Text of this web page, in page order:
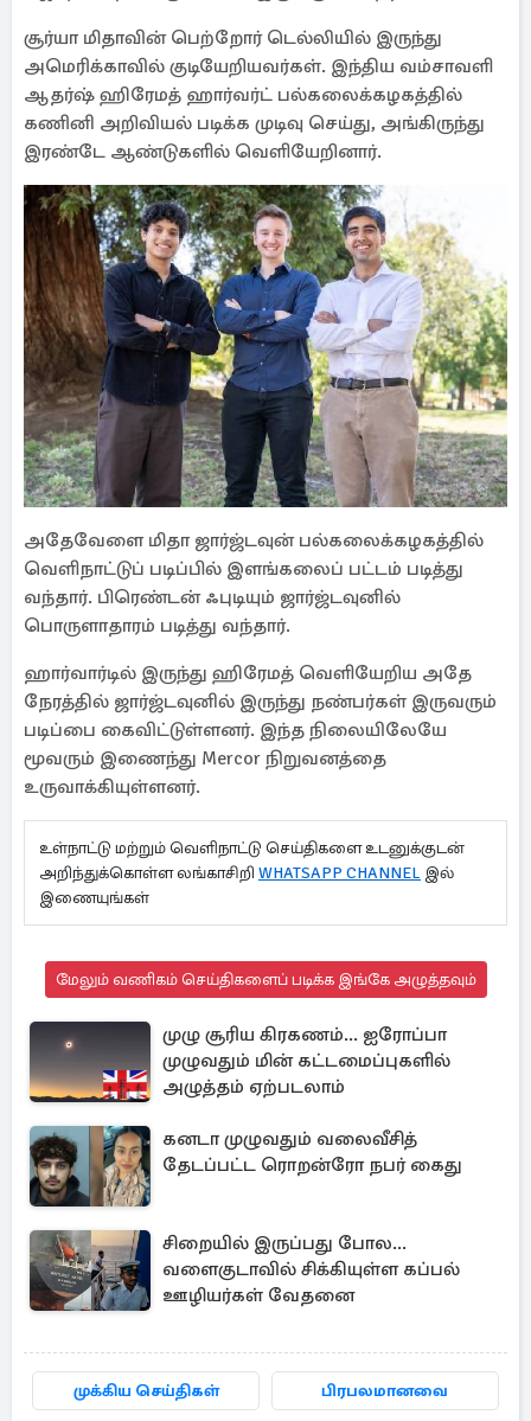
சூர்யா மிதாவின் பெற்றோர் டெல்லியில் இருந்து
அமெரிக்காவில் குடியேறியவர்கள். இந்திய வம்சாவளி
ஆதர்ஷ் ஹிரேமத் ஹார்வர்ட் பல்கலைக்கழகத்தில்
கணினி அறிவியல் படிக்க முடிவு செய்து, அங்கிருந்து
இரண்டே ஆண்டுகளில் வெளியேறினார்.
அதேவேளை மிதா ஜார்ஜ்டவுன் பல்கலைக்கழகத்தில்
வெளிநாட்டுப் படிப்பில் இளங்கலைப் பட்டம் படித்து
வந்தார். பிரெண்டன் ஃபுடியும் ஜார்ஜ்டவுனில்
பொருளாதாரம் படித்து வந்தார்.
ஹார்வார்டில் இருந்து ஹிரேமத் வெளியேறிய அதே
நேரத்தில் ஜார்ஜ்டவுனில் இருந்து நண்பர்கள் இருவரும்
படிப்பை கைவிட்டுள்ளனர். இந்த நிலையிலேயே
மூவரும் இணைந்து Mercor நிறுவனத்தை
உருவாக்கியுள்ளனர்.
உள்நாட்டு மற்றும் வெளிநாட்டு செய்திகளை உடனுக்குடன்
அறிந்துக்கொள்ள லங்காசிறி WHATSAPP CHANNEL இல்
இணையுங்கள்
மேலும் வணிகம் செய்திகளைப் படிக்க இங்கே அழுத்தவும்
முழு சூரிய கிரகணம்... ஐரோப்பா
முழுவதும் மின் கட்டமைப்புகளில்
அழுத்தம் ஏற்படலாம்
கனடா முழுவதும் வலைவீசித்
தேடப்பட்ட ரொறன்ரோ நபர் கைது
சிறையில் இருப்பது போல...
வளைகுடாவில் சிக்கியுள்ள கப்பல்
ஊழியர்கள் வேதனை
முக்கிய செய்திகள் பிரபலமானவை